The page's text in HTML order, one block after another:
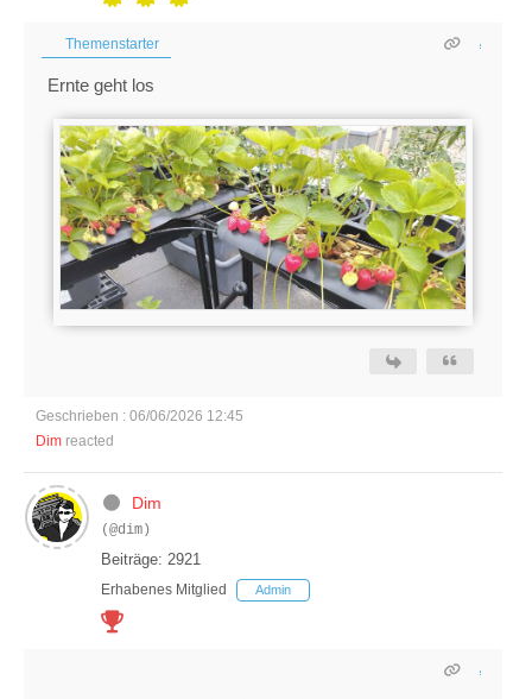
Themenstarter
Ernte geht los
Geschrieben : 06/06/2026 12:45
Dim reacted
Dim
(@dim)
Beiträge: 2921
Erhabenes Mitglied Admin